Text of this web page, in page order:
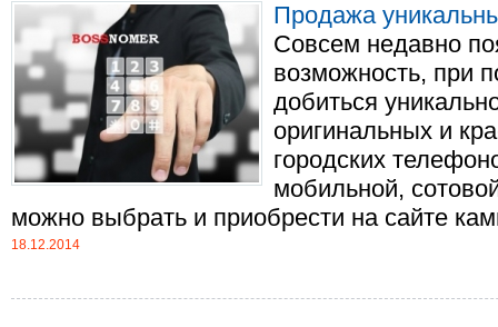
Продажа
Совсем недавно
возможность, при
добиться
оригинальных и
городских
мобильной,
можно выбрать и приобрести на сайте
18.12.2014